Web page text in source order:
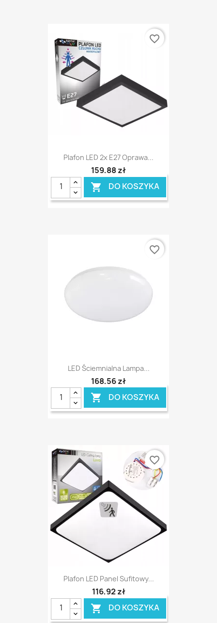
Plafon LED 2x E27 Oprawa...
159,88 zł
 DO KOSZYKA
favorite_border
LED Ściemnialna Lampa...
168,56 zł
 DO KOSZYKA
favorite_border
Plafon LED Panel Sufitowy...
116,92 zł
 DO KOSZYKA
favorite_border